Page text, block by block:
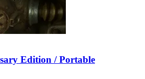
Edition / Portable